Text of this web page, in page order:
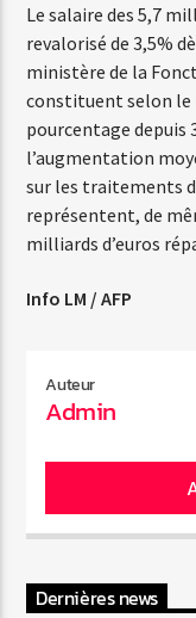
07:00
Web-
Web-
Web-
Le salaire des 5,7
revalorisé de 3,5%
ministère de la
constituent selon le
pourcentage depuis
l’augmentation
sur les traitements
représentent, de
milliards d’euros
Info LM / AFP
Auteur
Admin
Dernières news